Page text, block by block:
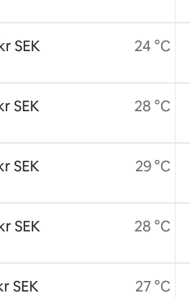
SEK
SEK
SEK
SEK
SEK
24 °C
28 °C
29 °C
28 °C
27 °C